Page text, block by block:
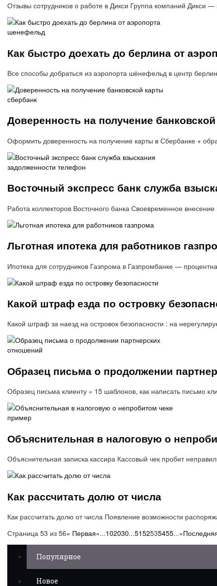
Отзывы сотрудников о работе в Дикси Группа компаний Дикси —
Как быстро доехать до берлина от
Все способы добраться из аэропорта шёнефельд в центр
Доверенность на получение
Оформить доверенность на получение карты в Сбербанке +
Восточный экспресс банк служба
Работа коллекторов Восточного банка Своевременное
Льготная ипотека для работников
Ипотека для сотрудников Газпрома в Газпромбанке —
Какой штраф езда по островку
Какой штраф за наезд на островок безопасности : на
Образец письма о продолжении
Образец письма клиенту » 15 шаблонов, как написать письмо
Объяснительная в налоговую о
Объяснительная записка кассира Кассовый чек пробит
Как рассчитать долю от числа
Как рассчитать долю от числа Появление возможности
Страница 53 из 56« Первая«...102030...5152535455...»
Популярное
Новое